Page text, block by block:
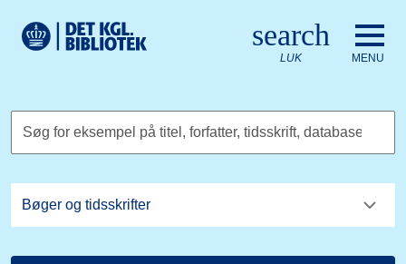
Det Kongelige Biblioteks logo. Gå til Det Kongelige
search
LUK MENU
Søg for eksempel på titel, forfatter, tidsskrift, database